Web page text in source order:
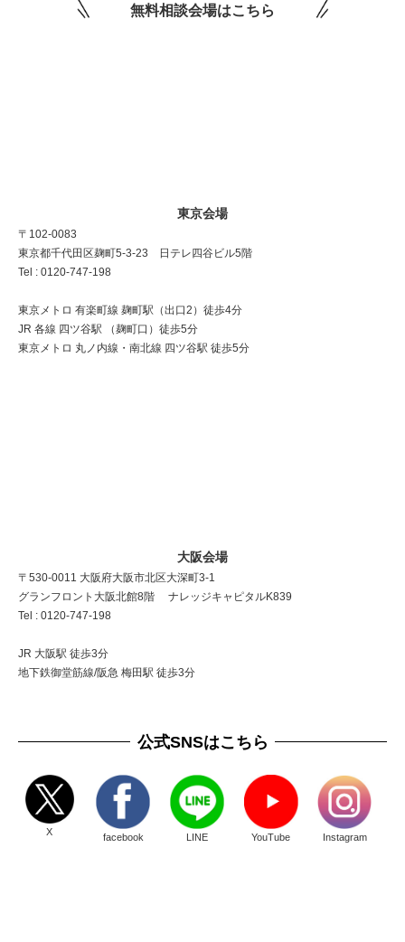
無料相談会場はこちら
東京会場
〒102-0083
東京都千代田区麹町5-3-23 日テレ四谷ビル5階
Tel : 0120-747-198
東京メトロ 有楽町線 麹町駅（出口2）徒歩4分
JR 各線 四ツ谷駅 （麹町口）徒歩5分
東京メトロ 丸ノ内線・南北線 四ツ谷駅 徒歩5分
大阪会場
〒530-0011 大阪府大阪市北区大深町3-1
グランフロント大阪北館8階 ナレッジキャピタルK839
Tel : 0120-747-198
JR 大阪駅 徒歩3分
地下鉄御堂筋線/阪急 梅田駅 徒歩3分
公式SNSはこちら
X facebook LINE YouTube Instagram